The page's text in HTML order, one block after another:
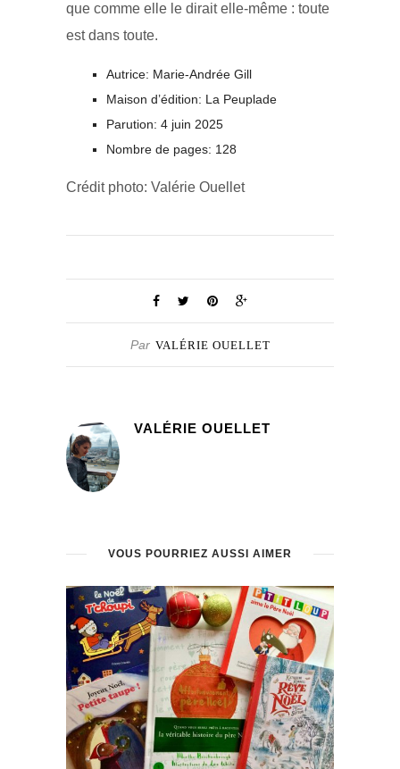
que comme elle le dirait elle-même : toute
est dans toute.
Autrice: Marie-Andrée Gill
Maison d’édition: La Peuplade
Parution: 4 juin 2025
Nombre de pages: 128
Crédit photo: Valérie Ouellet
Par VALÉRIE OUELLET
VALÉRIE OUELLET
VOUS POURRIEZ AUSSI AIMER